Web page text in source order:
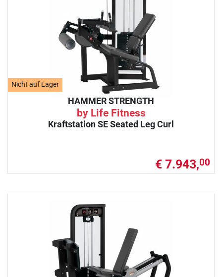
Nicht auf Lager
HAMMER STRENGTH
by Life Fitness
Kraftstation SE Seated Leg Curl
€ 7.943,00